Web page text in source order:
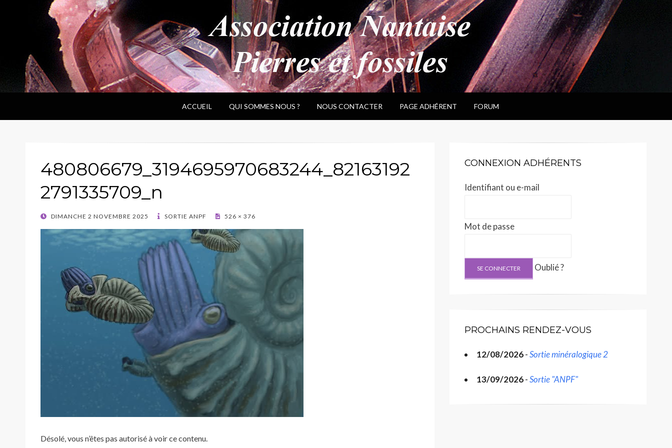
ANPF
Association Nantaise Pierres et Fossiles
ACCUEIL QUI SOMMES NOUS ? NOUS CONTACTER PAGE ADHÉRENT FORUM
480806679_3194695970683244_82163192
2791335709_n
POSTED
DIMANCHE 2 NOVEMBRE 2025 SORTIE ANPF 526 × 376
Désolé, vous n’êtes pas autorisé à voir ce contenu.
CONNEXION ADHÉRENTS
Identifiant ou e-mail
Mot de passe
Oublié ?
PROCHAINS RENDEZ-VOUS
12/08/2026-Sortie minéralogique 2
13/09/2026-Sortie "ANPF"